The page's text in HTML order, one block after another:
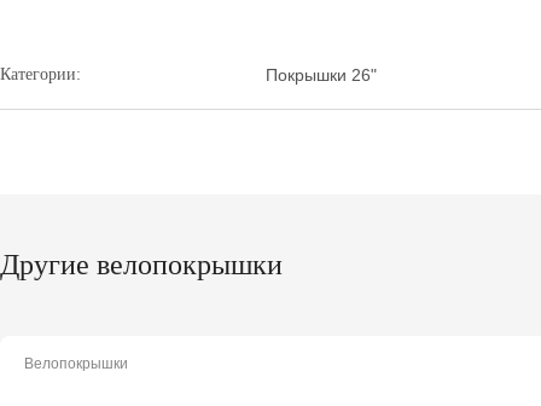
Категории: Покрышки 26"
Другие велопокрышки
Велопокрышки